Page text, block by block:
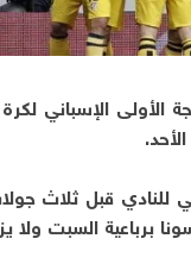
الأولى الإسباني
نقطة وهو رقم قياسي
برباعية السبت ولا